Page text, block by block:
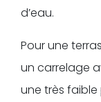
d’eau.
Pour une
un carrelage
une très faible